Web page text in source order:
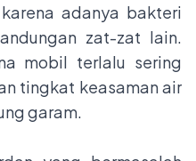
adanya bakteri
zat-zat lain.
mobil terlalu sering
tingkat keasaman air
garam.